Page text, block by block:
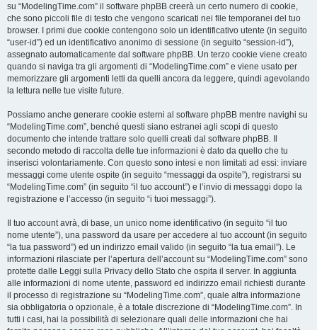
su “ModelingTime.com” il software phpBB creerà un certo numero di cookie,
che sono piccoli file di testo che vengono scaricati nei file temporanei del tuo
browser. I primi due cookie contengono solo un identificativo utente (in seguito
“user-id”) ed un identificativo anonimo di sessione (in seguito “session-id”),
assegnato automaticamente dal software phpBB. Un terzo cookie viene creato
quando si naviga tra gli argomenti di “ModelingTime.com” e viene usato per
memorizzare gli argomenti letti da quelli ancora da leggere, quindi agevolando
la lettura nelle tue visite future.
Possiamo anche generare cookie esterni al software phpBB mentre navighi su
“ModelingTime.com”, benché questi siano estranei agli scopi di questo
documento che intende trattare solo quelli creati dal software phpBB. Il
secondo metodo di raccolta delle tue informazioni è dato da quello che tu
inserisci volontariamente. Con questo sono intesi e non limitati ad essi: inviare
messaggi come utente ospite (in seguito “messaggi da ospite”), registrarsi su
“ModelingTime.com” (in seguito “il tuo account”) e l’invio di messaggi dopo la
registrazione e l’accesso (in seguito “i tuoi messaggi”).
Il tuo account avrà, di base, un unico nome identificativo (in seguito “il tuo
nome utente”), una password da usare per accedere al tuo account (in seguito
“la tua password”) ed un indirizzo email valido (in seguito “la tua email”). Le
informazioni rilasciate per l’apertura dell’account su “ModelingTime.com” sono
protette dalle Leggi sulla Privacy dello Stato che ospita il server. In aggiunta
alle informazioni di nome utente, password ed indirizzo email richiesti durante
il processo di registrazione su “ModelingTime.com”, quale altra informazione
sia obbligatoria o opzionale, è a totale discrezione di “ModelingTime.com”. In
tutti i casi, hai la possibilità di selezionare quali delle informazioni che hai